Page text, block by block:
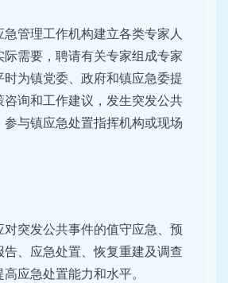
管理工作机构建立各类专家人
际需要，聘请有关专家组成专家
时为镇党委、政府和镇应急委提
咨询和工作建议，发生突发公共
参与镇应急处置指挥机构或现场
对突发公共事件的值守应急、预
告、应急处置、恢复重建及调查
应急处置能力和水平。